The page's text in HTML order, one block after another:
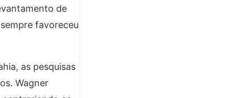
de
favoreceu
as pesquisas
Wagner